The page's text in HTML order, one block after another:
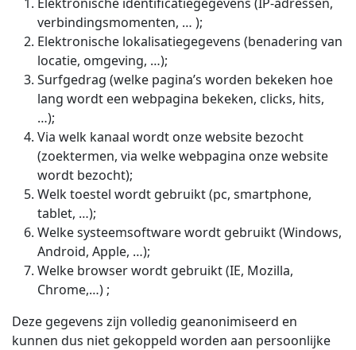
verbindingsmomenten, … );
Elektronische lokalisatiegegevens (benadering van
locatie, omgeving, …);
Surfgedrag (welke pagina’s worden bekeken hoe
lang wordt een webpagina bekeken, clicks, hits,
…);
Via welk kanaal wordt onze website bezocht
(zoektermen, via welke webpagina onze website
wordt bezocht);
Welk toestel wordt gebruikt (pc, smartphone,
tablet, …);
Welke systeemsoftware wordt gebruikt (Windows,
Android, Apple, …);
Welke browser wordt gebruikt (IE, Mozilla,
Chrome,…) ;
Deze gegevens zijn volledig geanonimiseerd en
kunnen dus niet gekoppeld worden aan persoonlijke